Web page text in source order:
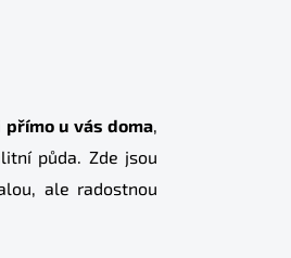
přímo u vás doma,
půda. Zde jsou
ale radostnou